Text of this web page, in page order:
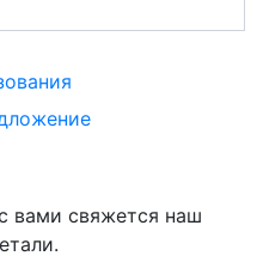
вами свяжется наш